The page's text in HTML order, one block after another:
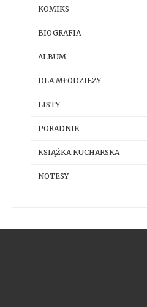
KOMIKS
BIOGRAFIA
ALBUM
DLA MŁODZIEŻY
LISTY
PORADNIK
KSIĄŻKA KUCHARSKA
NOTESY